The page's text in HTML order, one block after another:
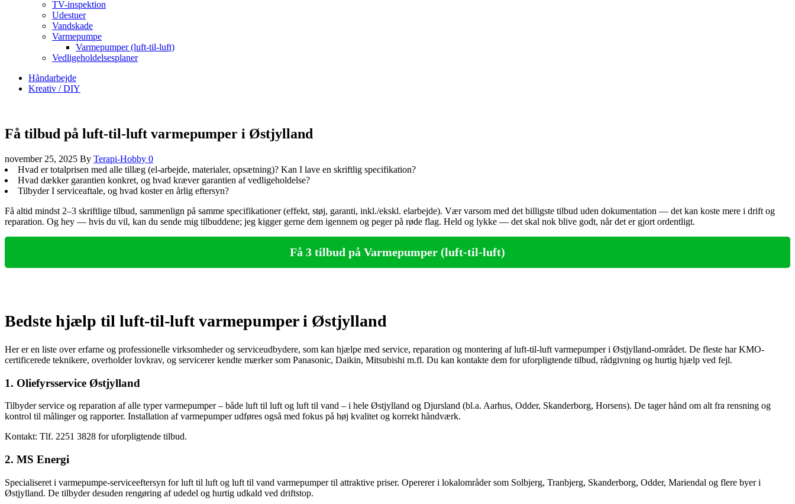
TV-inspektion
Udestuer
Vandskade
Varmepumpe
Varmepumper (luft-til-luft)
Vedligeholdelsesplaner
Håndarbejde
Kreativ / DIY
Få tilbud på luft-til-luft varmepumper i Østjylland
november 25, 2025 By Terapi-Hobby 0
Hvad er totalprisen med alle tillæg (el‑arbejde, materialer, opsætning)? Kan I lave en skriftlig specifikation?
Hvad dækker garantien konkret, og hvad kræver garantien af vedligeholdelse?
Tilbyder I serviceaftale, og hvad koster en årlig eftersyn?
Få altid mindst 2–3 skriftlige tilbud, sammenlign på samme specifikationer (effekt, støj, garanti, inkl./ekskl. elarbejde). Vær varsom med det billigste tilbud uden dokumentation — det kan koste mere i drift og
reparation. Og hey — hvis du vil, kan du sende mig tilbuddene; jeg kigger gerne dem igennem og peger på røde flag. Held og lykke — det skal nok blive godt, når det er gjort ordentligt.
Få 3 tilbud på Varmepumper (luft-til-luft)
Bedste hjælp til luft-til-luft varmepumper i Østjylland
Her er en liste over erfarne og professionelle virksomheder og serviceudbydere, som kan hjælpe med service, reparation og montering af luft-til-luft varmepumper i Østjylland-området. De fleste har KMO-
certificerede teknikere, overholder lovkrav, og servicerer kendte mærker som Panasonic, Daikin, Mitsubishi m.fl. Du kan kontakte dem for uforpligtende tilbud, rådgivning og hurtig hjælp ved fejl.
1. Oliefyrsservice Østjylland
Tilbyder service og reparation af alle typer varmepumper – både luft til luft og luft til vand – i hele Østjylland og Djursland (bl.a. Aarhus, Odder, Skanderborg, Horsens). De tager hånd om alt fra rensning og
kontrol til målinger og rapporter. Installation af varmepumper udføres også med fokus på høj kvalitet og korrekt håndværk.
Kontakt: Tlf. 2251 3828 for uforpligtende tilbud.
2. MS Energi
Specialiseret i varmepumpe-serviceeftersyn for luft til luft og luft til vand varmepumper til attraktive priser. Opererer i lokalområder som Solbjerg, Tranbjerg, Skanderborg, Odder, Mariendal og flere byer i
Østjylland. De tilbyder desuden rengøring af udedel og hurtig udkald ved driftstop.